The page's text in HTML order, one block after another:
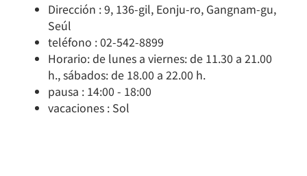
Dirección : 9, 136-gil, Eonju-ro, Gangnam-gu,
Seúl
teléfono : 02-542-8899
Horario: de lunes a viernes: de 11.30 a 21.00
h., sábados: de 18.00 a 22.00 h.
pausa : 14:00 - 18:00
vacaciones : Sol